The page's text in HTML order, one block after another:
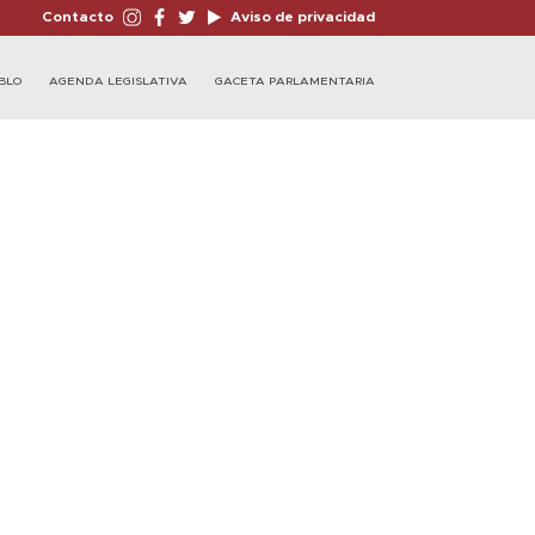
Contacto Aviso de privacidad
AGENDA LEGISLATIVA GACETA PARLAMENTARIA